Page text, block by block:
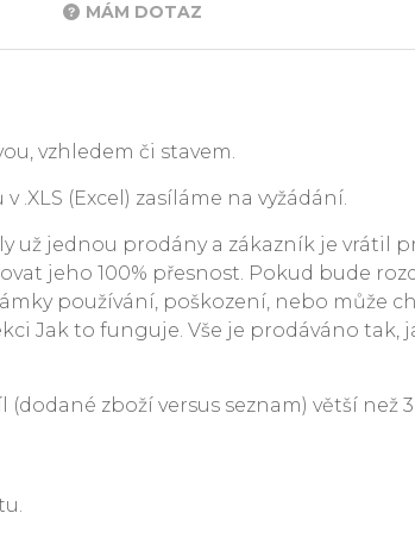
MÁM DOTAZ
vzhledem či stavem.
.XLS (Excel) zasíláme na vyžádání.
už jednou prodány a zákazník je vrátil
jeho 100% přesnost. Pokud bude
používání, poškození, nebo může
Jak to funguje. Vše je prodáváno tak,
zboží versus seznam) větší než 3